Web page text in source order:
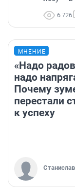
6 726
МНЕНИЕ
«Надо
надо
Почему
перестали
к успеху